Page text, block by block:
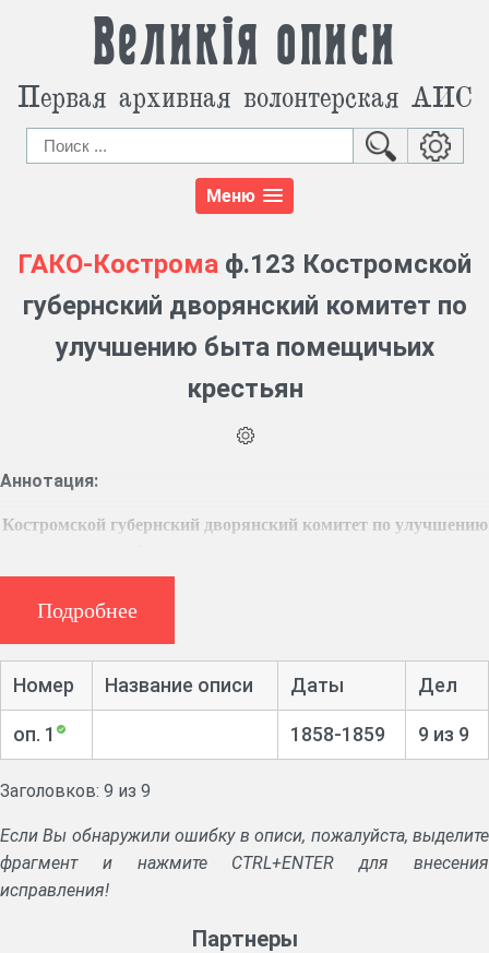
Великія описи
Первая архивная волонтерская АИС
Меню
ГАКО-Кострома ф.123 Костромской
губернский дворянский комитет по
улучшению быта помещичьих
крестьян
Аннотация:
Костромской губернский дворянский комитет по улучшению
Ф. 123, 11 ед. хр. (1858 – 1859 гг.)
Постановления, распоряжения комитета.
Проект общего положения «Об улучшении быта
помещичьих крестьян Костромской губернии».
Подробнее
Номер Название описи Даты Дел
оп. 1 1858-1859 9 из 9
Заголовков: 9 из 9
Если Вы обнаружили ошибку в описи, пожалуйста, выделите
фрагмент и нажмите CTRL+ENTER для внесения
исправления!
Партнеры